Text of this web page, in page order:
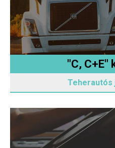
"C, C+E"
Teherautós